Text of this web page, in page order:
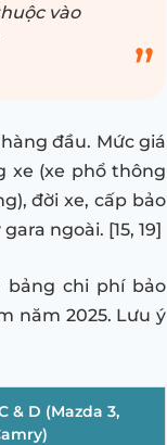
vào
đầu. Mức giá
xe (xe phổ thông
đời xe, cấp bảo
ngoài. [15, 19]
bảng chi phí bảo
năm 2025. Lưu ý
& D (Mazda 3,